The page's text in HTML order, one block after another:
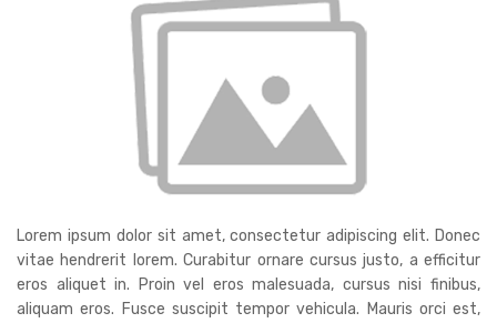
Lorem ipsum dolor sit amet, consectetur adipiscing elit. Donec
vitae hendrerit lorem. Curabitur ornare cursus justo, a efficitur
eros aliquet in. Proin vel eros malesuada, cursus nisi finibus,
aliquam eros. Fusce suscipit tempor vehicula. Mauris orci est,